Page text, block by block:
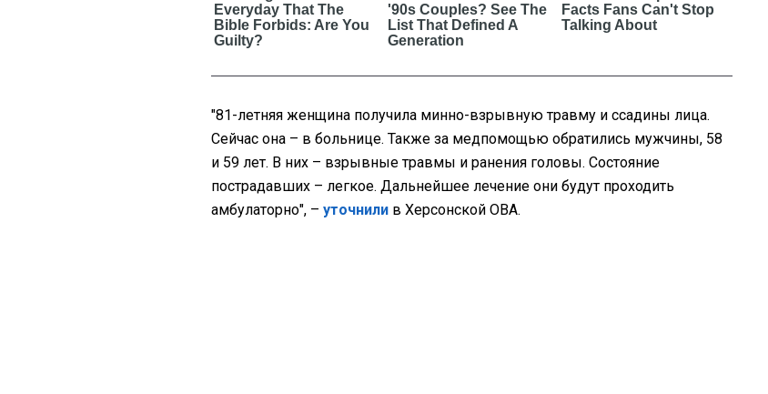
"81-летняя женщина получила минно-взрывную травму и ссадины лица.
Сейчас она – в больнице. Также за медпомощью обратились мужчины, 58
и 59 лет. В них – взрывные травмы и ранения головы. Состояние
пострадавших – легкое. Дальнейшее лечение они будут проходить
амбулаторно", – уточнили в Херсонской ОВА.